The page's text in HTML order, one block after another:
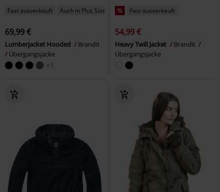
Fast ausverkauft Auch in Plus Size
69,99 €
Lumberjacket Hooded
Brandit
Übergangsjacke
+1
% Fast ausverkauft
54,99 €
Heavy Twill Jacket
Brandit
Übergangsjacke